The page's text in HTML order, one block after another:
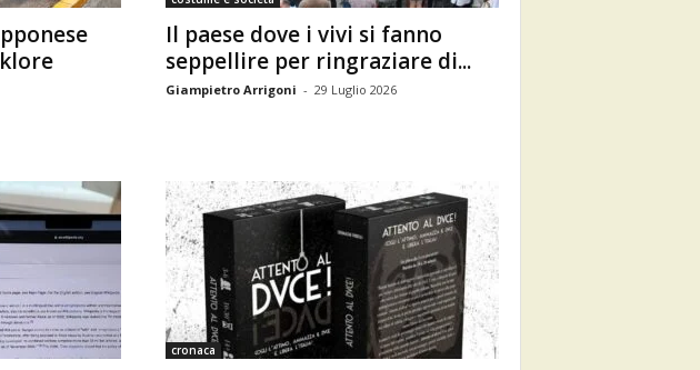
Il paese dove i vivi si fanno
seppellire per ringraziare di...
Giampietro Arrigoni - 29 Luglio 2026
cronaca